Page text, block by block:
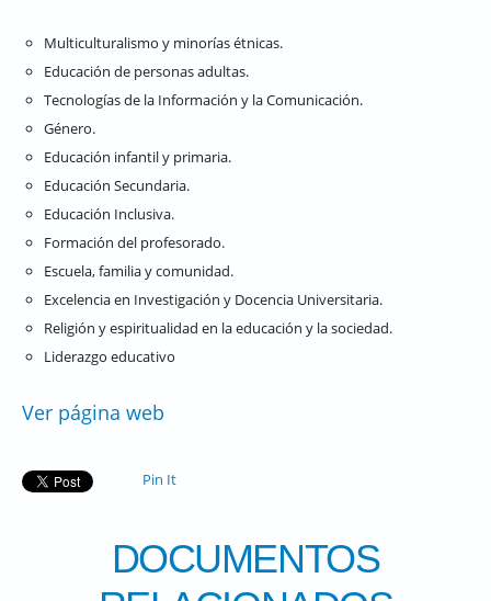
Multiculturalismo y minorías étnicas.
Educación de personas adultas.
Tecnologías de la Información y la Comunicación.
Género.
Educación infantil y primaria.
Educación Secundaria.
Educación Inclusiva.
Formación del profesorado.
Escuela, familia y comunidad.
Excelencia en Investigación y Docencia Universitaria.
Religión y espiritualidad en la educación y la sociedad.
Liderazgo educativo
Ver página web
Pin It
DOCUMENTOS